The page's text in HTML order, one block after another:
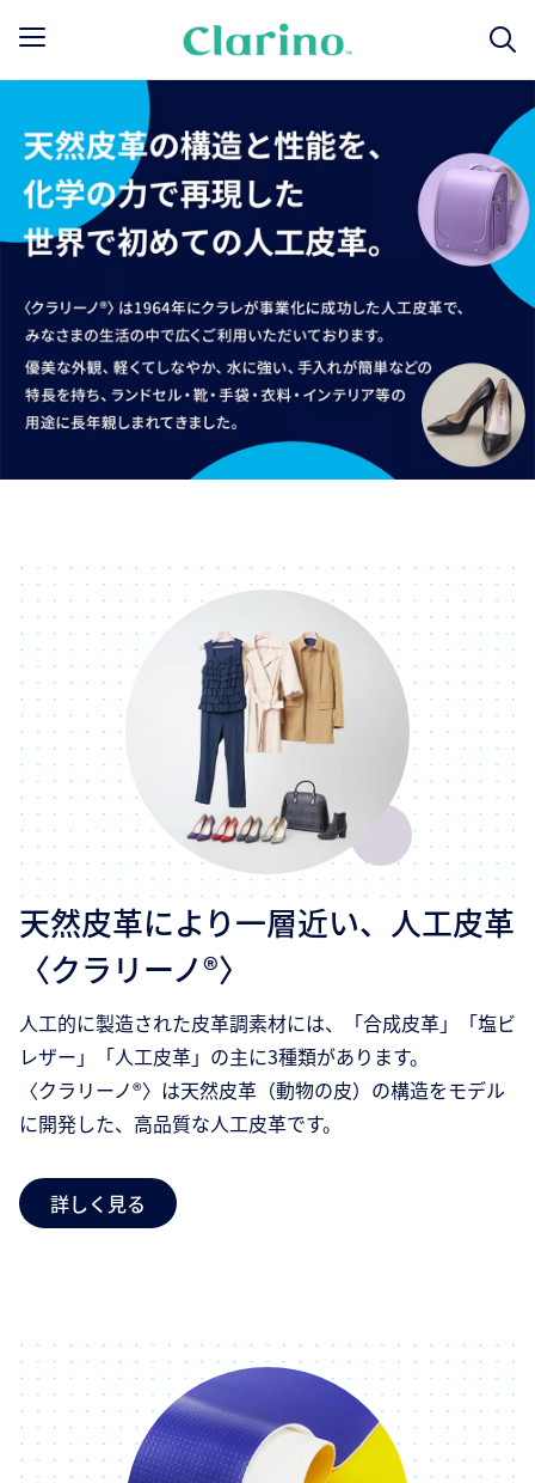
天然皮革により一層近い、人工皮革
〈クラリーノ®〉
人工的に製造された皮革調素材には、「合成皮革」「塩ビ
レザー」「人工皮革」の主に3種類があります。
〈クラリーノ®〉は天然皮革（動物の皮）の構造をモデル
に開発した、高品質な人工皮革です。
詳しく見る